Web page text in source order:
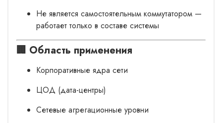
Не является самостоятельным коммутатором —
работает только в составе системы
🏢 Область применения
Корпоративные ядра сети
ЦОД (дата-центры)
Сетевые агрегационные уровни